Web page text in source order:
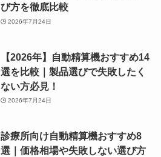
び方を徹底比較
2026年7月24日
【2026年】自動精算機おすすめ14
選を比較｜製品選びで失敗したく
ない方必見！
2026年7月24日
診療所向け自動精算機おすすめ8
選｜価格相場や失敗しない選び方